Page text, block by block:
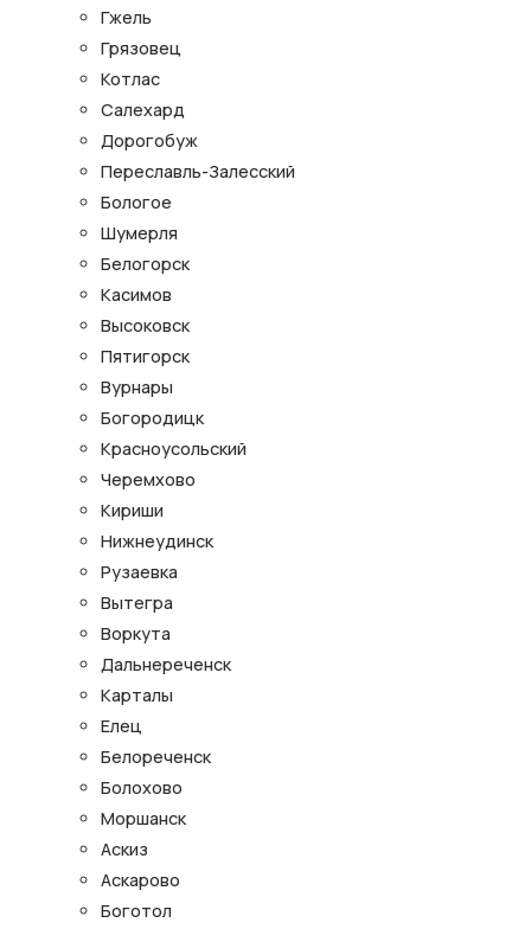
Гжель
Грязовец
Котлас
Салехард
Дорогобуж
Переславль-Залесский
Бологое
Шумерля
Белогорск
Касимов
Высоковск
Пятигорск
Вурнары
Богородицк
Красноусольский
Черемхово
Кириши
Нижнеудинск
Рузаевка
Вытегра
Воркута
Дальнереченск
Карталы
Елец
Белореченск
Болохово
Моршанск
Аскиз
Аскарово
Боготол